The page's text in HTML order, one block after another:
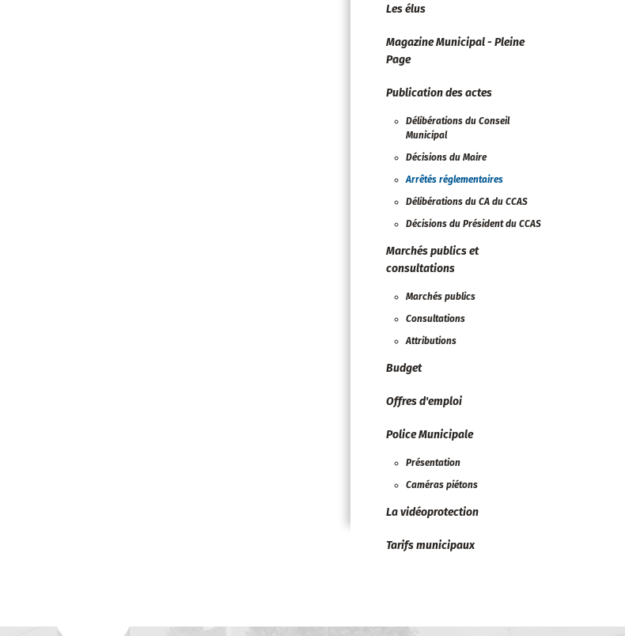
Les élus
Magazine Municipal - Pleine
Page
Publication des actes
Délibérations du Conseil
Municipal
Décisions du Maire
Arrêtés réglementaires
Délibérations du CA du CCAS
Décisions du Président du CCAS
Marchés publics et
consultations
Marchés publics
Consultations
Attributions
Budget
Offres d'emploi
Police Municipale
Présentation
Caméras piétons
La vidéoprotection
Tarifs municipaux